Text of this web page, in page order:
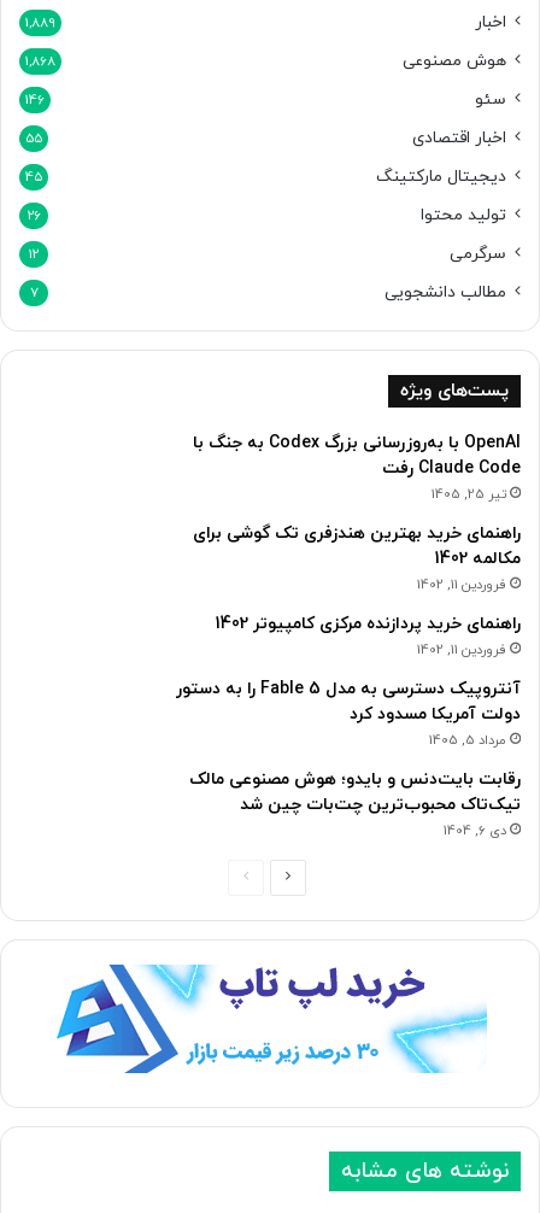
ه
ی‌
ک
د
اخبار 1,889
هوش مصنوعی 1,868
سئو 146
اخبار اقتصادی 55
دیجیتال مارکتینگ 45
تولید محتوا 26
سرگرمی 12
مطالب دانشجویی 7
پست‌های ویژه
OpenAI با به‌روزرسانی بزرگ Codex به جنگ با
Claude Code رفت
تیر 25, 1405
راهنمای خرید بهترین هندزفری تک گوشی برای
مکالمه 1402
فروردین 11, 1402
راهنمای خرید پردازنده مرکزی کامپیوتر 1402
فروردین 11, 1402
آنتروپیک دسترسی به مدل Fable 5 را به دستور
دولت آمریکا مسدود کرد
مرداد 5, 1405
رقابت بایت‌دنس و بایدو؛ هوش مصنوعی مالک
تیک‌تاک محبوب‌ترین چت‌بات چین شد
دی 6, 1404
ح
ق
ب
ی
ح
ه
ی
نوشته های مشابه